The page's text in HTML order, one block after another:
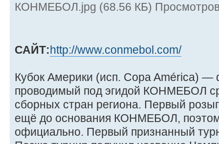
КОНМЕБОЛ.jpg (68.56 КБ)
САЙТ:http://www.conmebol.com/
Кубок Америки (исп. Copa América) —
проводимый под эгидой КОНМЕБОЛ
сборных стран региона. Первый
ещё до основания КОНМЕБОЛ,
официально. Первый признанный